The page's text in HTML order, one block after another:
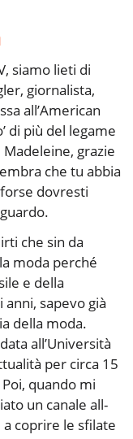
siamo lieti di
giornalista,
all’American
di più del legame
grazie
che tu abbia
dovresti
che sin da
moda perché
e della
sapevo già
della moda.
all’Università
per circa 15
quando mi
un canale all-
coprire le sfilate